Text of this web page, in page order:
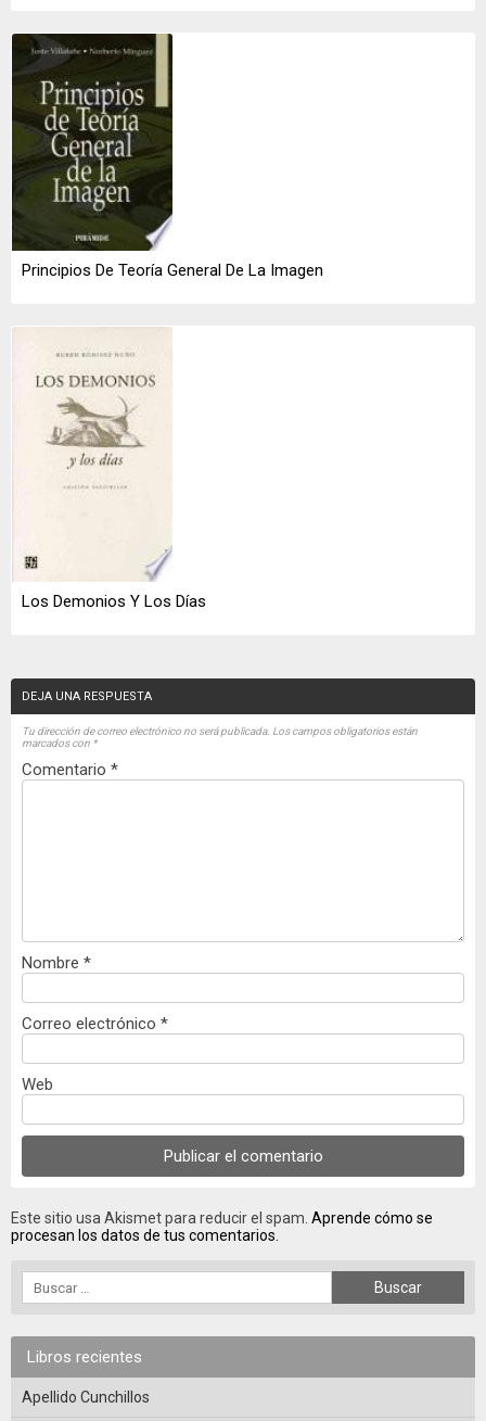
Principios De Teoría General De La Imagen
Los Demonios Y Los Días
DEJA UNA RESPUESTA
Tu dirección de correo electrónico no será publicada. Los campos obligatorios están
marcados con *
Comentario *
Nombre *
Correo electrónico *
Web
Este sitio usa Akismet para reducir el spam. Aprende cómo se
procesan los datos de tus comentarios.
Libros recientes
Apellido Cunchillos